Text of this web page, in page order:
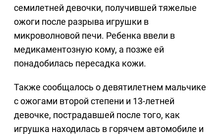
семилетней девочки, получившей тяжелые
ожоги после разрыва игрушки в
микроволновой печи. Ребенка ввели в
медикаментозную кому, а позже ей
понадобилась пересадка кожи.
Также сообщалось о девятилетнем мальчике
с ожогами второй степени и 13-летней
девочке, пострадавшей после того, как
игрушка находилась в горячем автомобиле и